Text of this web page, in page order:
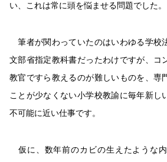
い、これは常に頭を悩ませる問題でした。
筆者が関わっていたのはいわゆる学校
文部省指定教科書だったわけですが、コ
教官ですら教えるのが難しいものを、専
ことが少なくない小学校教諭に毎年新し
不可能に近い仕事です。
仮に、数年前のカビの生えたような